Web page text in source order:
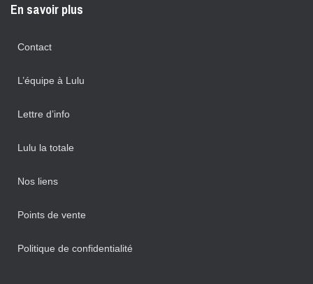
En savoir plus
Contact
L’équipe à Lulu
Lettre d’info
Lulu la totale
Nos liens
Points de vente
Politique de confidentialité